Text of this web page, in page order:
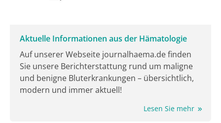
Aktuelle Informationen aus der Hämatologie
Auf unserer Webseite journalhaema.de finden
Sie unsere Berichterstattung rund um maligne
und benigne Bluterkrankungen – übersichtlich,
modern und immer aktuell!
Lesen Sie mehr